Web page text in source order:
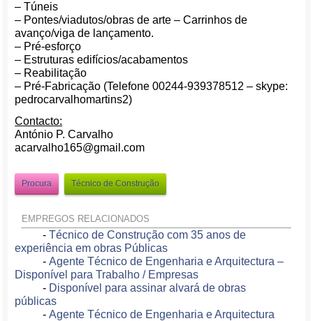
– Túneis
– Pontes/viadutos/obras de arte – Carrinhos de
avanço/viga de lançamento.
– Pré-esforço
– Estruturas edifícios/acabamentos
– Reabilitação
– Pré-Fabricação (Telefone 00244-939378512 – skype:
pedrocarvalhomartins2)
Contacto:
António P. Carvalho
acarvalho165@gmail.com
Procura Técnico de Construção
EMPREGOS RELACIONADOS
-Técnico de Construção com 35 anos de
experiência em obras Públicas
-Agente Técnico de Engenharia e Arquitectura –
Disponível para Trabalho / Empresas
- Disponível para assinar alvará de obras
públicas
-Agente Técnico de Engenharia e Arquitectura